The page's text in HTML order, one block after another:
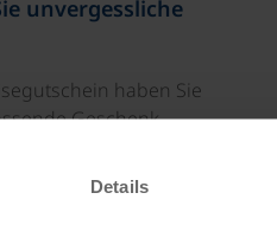
Details
unvergessliche
haben Sie
Geschenk.